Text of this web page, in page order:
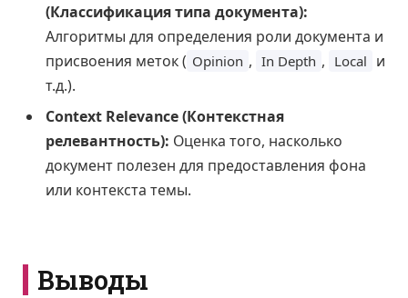
(Классификация типа документа):
Алгоритмы для определения роли документа и
присвоения меток ( Opinion , In Depth , Local и
т.д.).
Context Relevance (Контекстная
релевантность): Оценка того, насколько
документ полезен для предоставления фона
или контекста темы.
Выводы